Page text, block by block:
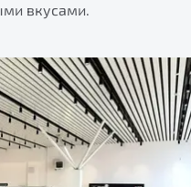
вкусами.